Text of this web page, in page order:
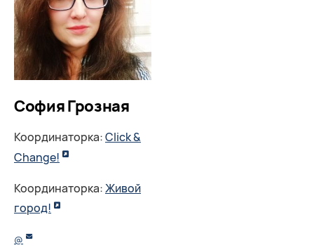
София Грозная
Координаторка:Click &
Change!
Координаторка:Живой
город!
@